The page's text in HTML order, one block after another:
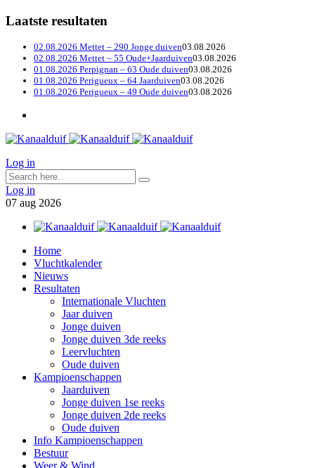
Laatste resultaten
02.08.2026 Mettet – 290 Jonge duiven03.08.2026
02.08.2026 Mettet – 55 Oude+Jaarduiven03.08.2026
01.08.2026 Perpignan – 63 Oude duiven03.08.2026
01.08.2026 Perigueux – 64 Jaarduiven03.08.2026
01.08.2026 Perigueux – 49 Oude duiven03.08.2026
Log in
Log in
07 aug 2026
Home
Vluchtkalender
Nieuws
Resultaten
Internationale Vluchten
Jaar duiven
Jonge duiven
Jonge duiven 3de reeks
Leervluchten
Oude duiven
Kampioenschappen
Jaarduiven
Jonge duiven 1se reeks
Jonge duiven 2de reeks
Oude duiven
Info Kampioenschappen
Bestuur